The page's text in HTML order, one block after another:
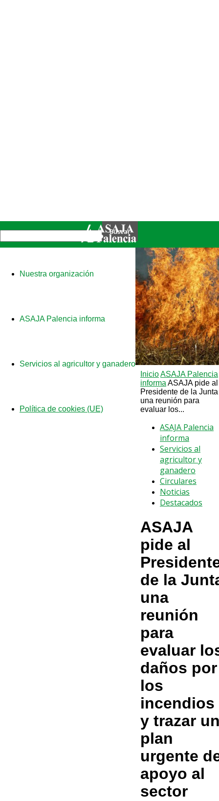
Nuestra organización
ASAJA Palencia informa
Servicios al agricultor y ganadero
Política de cookies (UE)
InicioASAJA Palencia
informa ASAJA pide al
Presidente de la Junta
una reunión para
evaluar los...
ASAJA Palencia
informa
Servicios al
agricultor y
ganadero
Circulares
Noticias
Destacados
ASAJA
pide al
de la
una
reunión
para
evaluar
daños por
los
incendios
y trazar
plan
urgente
apoyo al
sector